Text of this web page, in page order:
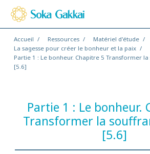
Accueil Ressources Matériel d'étude
La sagesse pour créer le bonheur et la paix
Partie 1 : Le bonheur. Chapitre 5 Transformer
[5.6]
Partie 1 : Le bonheur.
Transformer la
[5.6]